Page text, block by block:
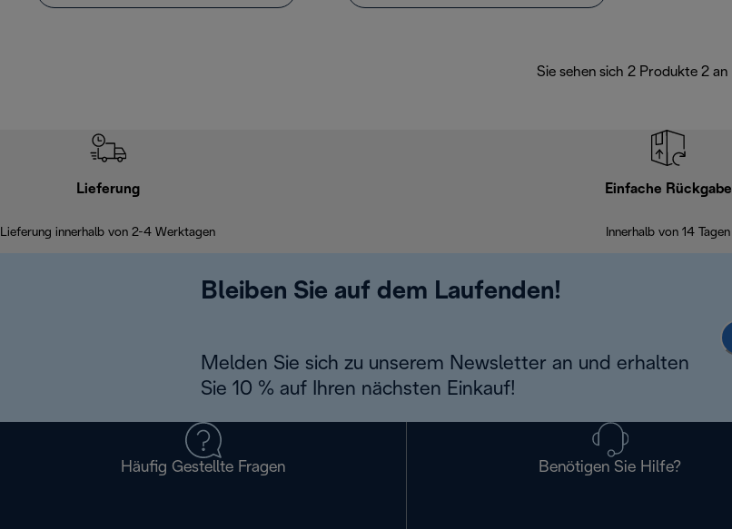
Sie sehen sich 2 Produkte 2 an
Lieferung
Lieferung innerhalb von 2-4 Werktagen
Einfache Rückgabe
Innerhalb von 14 Tagen
Bleiben Sie auf dem Laufenden!
Melden Sie sich zu unserem Newsletter an und erhalten
Sie 10 % auf Ihren nächsten Einkauf!
Häufig Gestellte Fragen Benötigen Sie Hilfe?